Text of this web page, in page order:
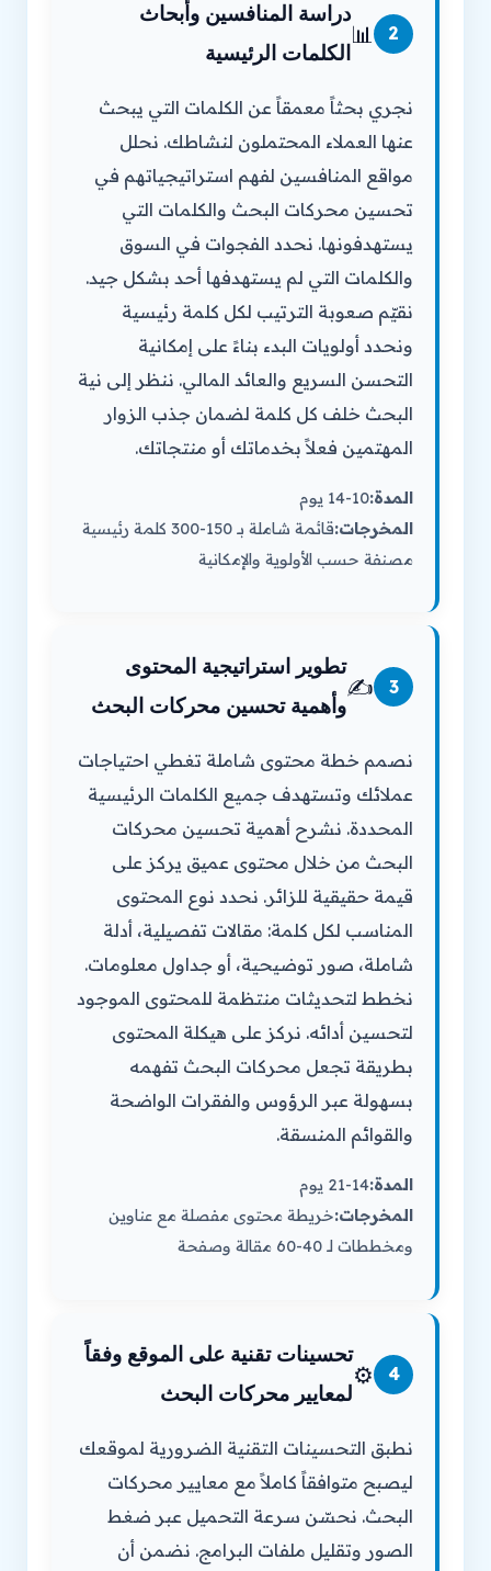
2
📊
دراسة المنافسين وأبحاث
الكلمات الرئيسية
نجري بحثاً معمقاً عن الكلمات التي يبحث
عنها العملاء المحتملون لنشاطك. نحلل
مواقع المنافسين لفهم استراتيجياتهم في
تحسين محركات البحث والكلمات التي
يستهدفونها. نحدد الفجوات في السوق
والكلمات التي لم يستهدفها أحد بشكل جيد.
نقيّم صعوبة الترتيب لكل كلمة رئيسية
ونحدد أولويات البدء بناءً على إمكانية
التحسن السريع والعائد المالي. ننظر إلى نية
البحث خلف كل كلمة لضمان جذب الزوار
المهتمين فعلاً بخدماتك أو منتجاتك.
المدة:10-14 يوم
المخرجات:
قائمة شاملة بـ 150-300 كلمة رئيسية
مصنفة حسب الأولوية والإمكانية
3
✍️
تطوير استراتيجية المحتوى
وأهمية تحسين محركات البحث
نصمم خطة محتوى شاملة تغطي احتياجات
عملائك وتستهدف جميع الكلمات الرئيسية
المحددة. نشرح أهمية تحسين محركات
البحث من خلال محتوى عميق يركز على
قيمة حقيقية للزائر. نحدد نوع المحتوى
المناسب لكل كلمة: مقالات تفصيلية، أدلة
شاملة، صور توضيحية، أو جداول معلومات.
نخطط لتحديثات منتظمة للمحتوى الموجود
لتحسين أدائه. نركز على هيكلة المحتوى
بطريقة تجعل محركات البحث تفهمه
بسهولة عبر الرؤوس والفقرات الواضحة
والقوائم المنسقة.
المدة:14-21 يوم
المخرجات:خريطة محتوى مفصلة مع عناوين
ومخططات لـ 40-60 مقالة وصفحة
4
⚙️
تحسينات تقنية على الموقع وفقاً
لمعايير محركات البحث
نطبق التحسينات التقنية الضرورية لموقعك
ليصبح متوافقاً كاملاً مع معايير محركات
البحث. نحسّن سرعة التحميل عبر ضغط
الصور وتقليل ملفات البرامج. نضمن أن